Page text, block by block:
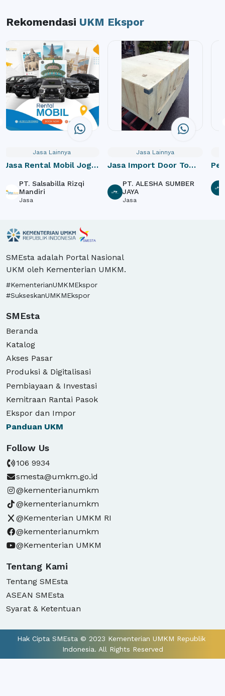
Rekomendasi UKM Ekspor
Jasa Lainnya
Jasa Rental Mobil Jogja
PT. Salsabilla Rizqi
Mandiri
Jasa
Jasa Lainnya
Jasa Import Door To
PT. ALESHA SUMBER
JAYA
Jasa
SMEsta adalah Portal Nasional
UKM oleh Kementerian UMKM.
#KementerianUMKMEkspor
#SukseskanUMKMEkspor
SMEsta
Beranda
Katalog
Akses Pasar
Produksi & Digitalisasi
Pembiayaan & Investasi
Kemitraan Rantai Pasok
Ekspor dan Impor
Panduan UKM
Follow Us
106 9934
smesta@umkm.go.id
@kementerianumkm
@kementerianumkm
@Kementerian UMKM RI
@kementerianumkm
@Kementerian UMKM
Tentang Kami
Tentang SMEsta
ASEAN SMEsta
Syarat & Ketentuan
Hak Cipta SMEsta © 2023 Kementerian UMKM Republik
Indonesia. All Rights Reserved